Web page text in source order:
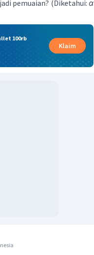
pemuaian? (Diketahui: α
100rb
Klaim